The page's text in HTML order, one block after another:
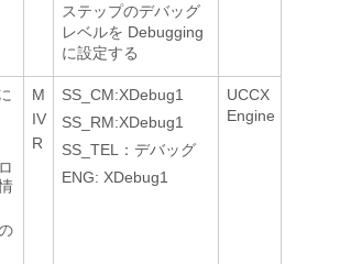
ステップのデバッグ
レベルを Debugging
に設定する
M
IV
R
SS_CM:XDebug1
SS_RM:XDebug1
SS_TEL：デバッグ
ENG: XDebug1
UCCX
Engine